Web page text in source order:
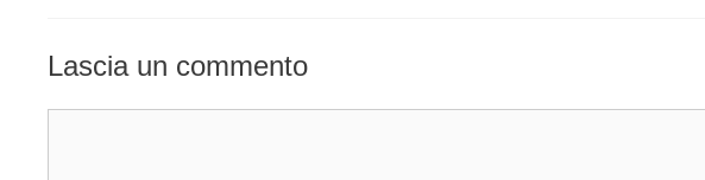
Lascia un commento